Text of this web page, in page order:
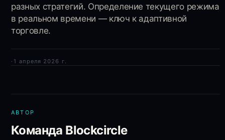
разных стратегий. Определение текущего режима
в реальном времени — ключ к адаптивной
торговле.
· 1 апреля 2026 г.
АВТОР
Команда Blockcircle